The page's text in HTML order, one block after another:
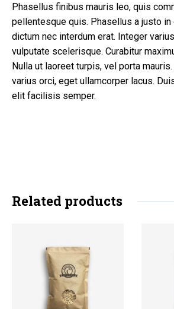
Phasellus finibus mauris leo, quis
pellentesque quis. Phasellus a justo in
dictum nec interdum erat. Integer
vulputate scelerisque. Curabitur
Nulla ut laoreet turpis, vel porta
varius orci, eget ullamcorper lacus.
elit facilisis semper.
Related products